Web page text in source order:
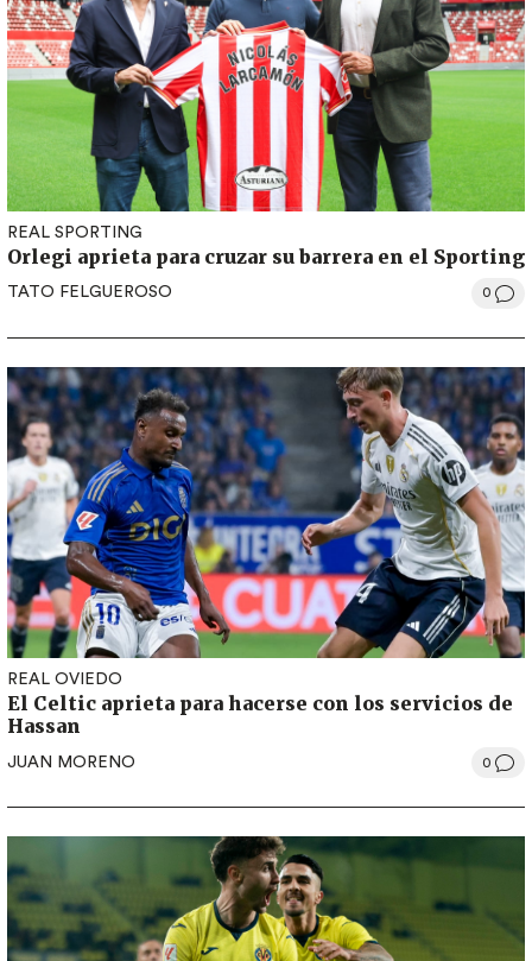
REAL SPORTING
Orlegi aprieta para cruzar su barrera en el Sporting
TATO FELGUEROSO 0
REAL OVIEDO
El Celtic aprieta para hacerse con los servicios de
Hassan
JUAN MORENO 0